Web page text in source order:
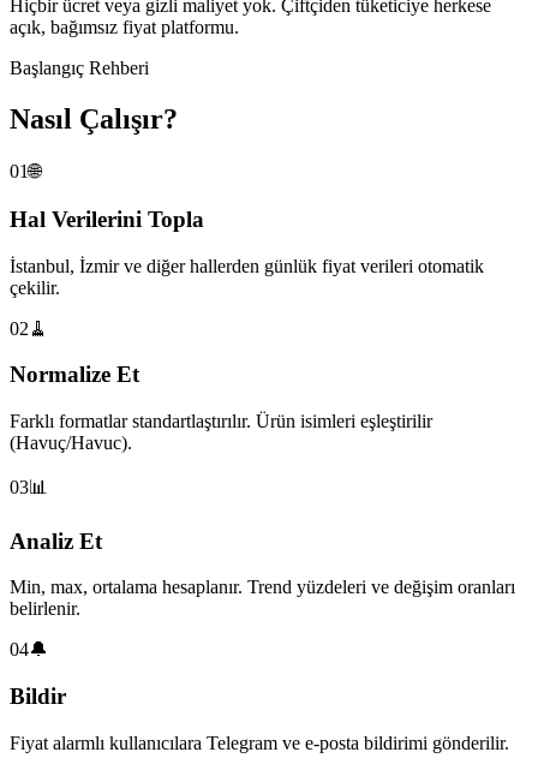
Hiçbir ücret veya gizli maliyet yok. Çiftçiden tüketiciye herkese
açık, bağımsız fiyat platformu.
Başlangıç Rehberi
Nasıl Çalışır?
01🌐
Hal Verilerini Topla
İstanbul, İzmir ve diğer hallerden günlük fiyat verileri otomatik
çekilir.
02 🧹
Normalize Et
Farklı formatlar standartlaştırılır. Ürün isimleri eşleştirilir
(Havuç/Havuc).
03📊
Analiz Et
Min, max, ortalama hesaplanır. Trend yüzdeleri ve değişim oranları
belirlenir.
04🔔
Bildir
Fiyat alarmlı kullanıcılara Telegram ve e-posta bildirimi gönderilir.